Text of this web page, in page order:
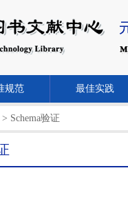
规范 最佳实践
> Schema验证